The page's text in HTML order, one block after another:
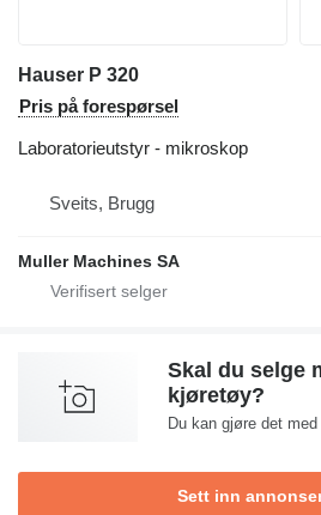
Hauser P 320
Pris på forespørsel
Laboratorieutstyr - mikroskop
Sveits, Brugg
Muller Machines SA
Skal du selge
kjøretøy?
Du kan gjøre det
Sett inn